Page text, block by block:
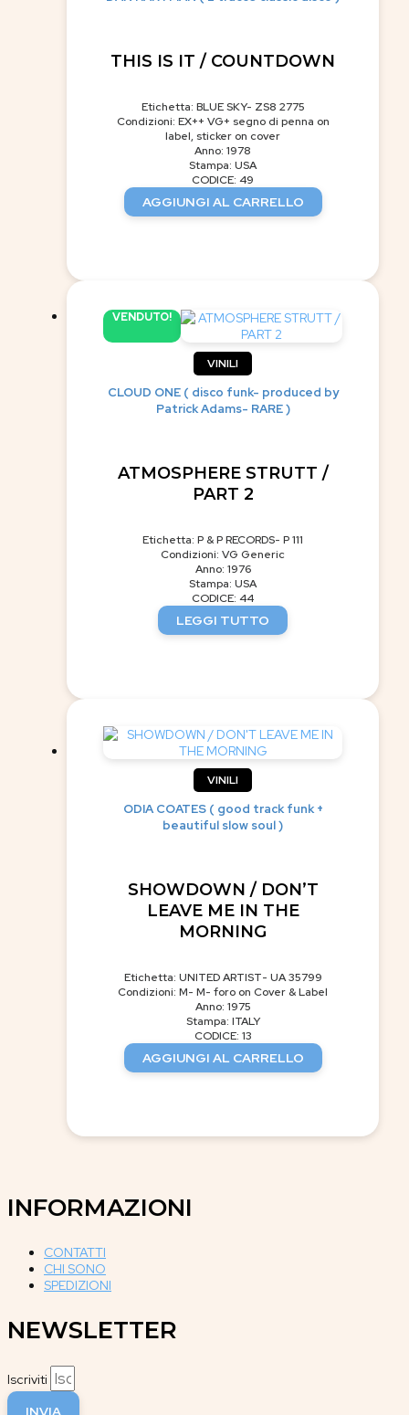
THIS IS IT / COUNTDOWN
Etichetta: BLUE SKY- ZS8 2775
Condizioni: EX++ VG+ segno di penna on
label, sticker on cover
Anno: 1978
Stampa: USA
CODICE: 49
AGGIUNGI AL CARRELLO
VENDUTO!
VINILI
CLOUD ONE ( disco funk- produced by
Patrick Adams- RARE )
ATMOSPHERE STRUTT /
PART 2
Etichetta: P & P RECORDS- P 111
Condizioni: VG Generic
Anno: 1976
Stampa: USA
CODICE: 44
LEGGI TUTTO
VINILI
ODIA COATES ( good track funk +
beautiful slow soul )
SHOWDOWN / DON’T
LEAVE ME IN THE
MORNING
Etichetta: UNITED ARTIST- UA 35799
Condizioni: M- M- foro on Cover & Label
Anno: 1975
Stampa: ITALY
CODICE: 13
AGGIUNGI AL CARRELLO
INFORMAZIONI
CONTATTI
CHI SONO
SPEDIZIONI
NEWSLETTER
Iscriviti
INVIA